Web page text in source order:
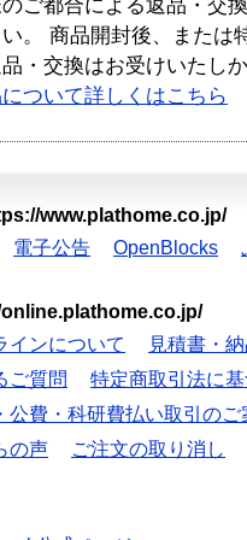
ご都合による返品・交
い。 商品開封後、または
・交換はお受けいたし
ついて詳しくはこちら
www.plathome.co.jp/
電子公告 OpenBlocks
インについて
見積書・
ご質問
特定商取引法に
公費・科研費払い取引のご
の声 ご注文の取り消し